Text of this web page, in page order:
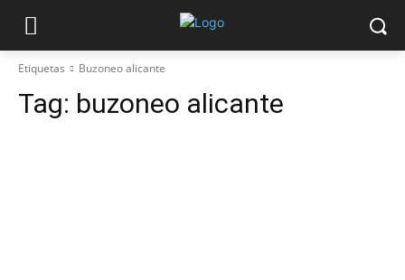
Etiquetas Buzoneo alicante
Tag: buzoneo alicante